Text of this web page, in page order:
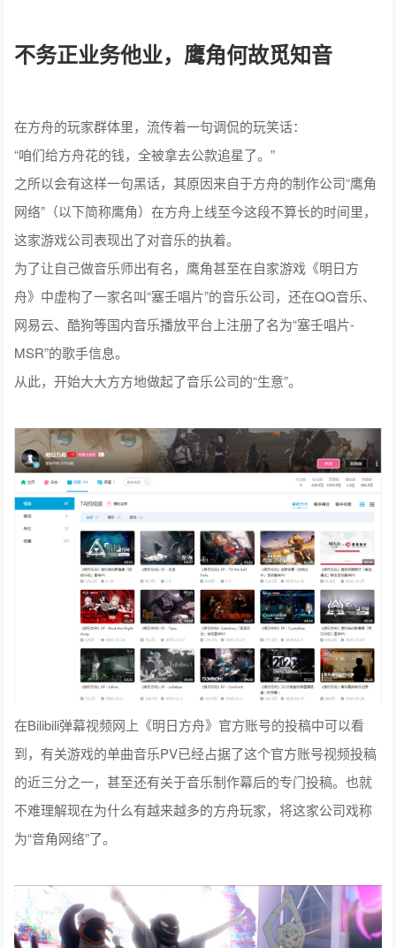
不务正业务他业，鹰角何故觅知音
在方舟的玩家群体里，流传着一句调侃的玩笑话：
“咱们给方舟花的钱，全被拿去公款追星了。”
之所以会有这样一句黑话，其原因来自于方舟的制作公司“鹰角
网络”（以下简称鹰角）在方舟上线至今这段不算长的时间里，
这家游戏公司表现出了对音乐的执着。
为了让自己做音乐师出有名，鹰角甚至在自家游戏《明日方
舟》中虚构了一家名叫“塞壬唱片”的音乐公司，还在QQ音乐、
网易云、酷狗等国内音乐播放平台上注册了名为“塞壬唱片-
MSR”的歌手信息。
从此，开始大大方方地做起了音乐公司的“生意”。
在Bilibili弹幕视频网上《明日方舟》官方账号的投稿中可以看
到，有关游戏的单曲音乐PV已经占据了这个官方账号视频投稿
的近三分之一，甚至还有关于音乐制作幕后的专门投稿。也就
不难理解现在为什么有越来越多的方舟玩家，将这家公司戏称
为“音角网络”了。